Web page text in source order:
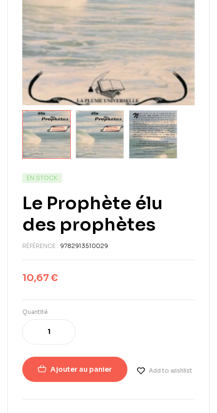
EN STOCK
Le Prophète élu
des prophètes
RÉFÉRENCE : 9782913510029
10,67€
Quantité
Ajouter au panier Add to wishlist